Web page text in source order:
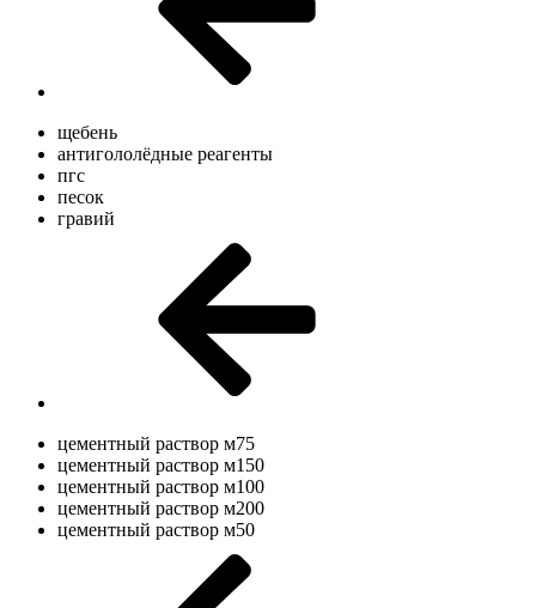
щебень
антигололёдные реагенты
пгс
песок
гравий
цементный раствор м75
цементный раствор м150
цементный раствор м100
цементный раствор м200
цементный раствор м50